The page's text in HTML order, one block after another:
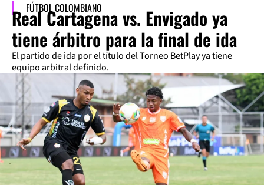
FÚTBOL COLOMBIANO
Real Cartagena vs. Envigado ya
tiene árbitro para la final de ida
El partido de ida por el título del Torneo BetPlay ya tiene
equipo arbitral definido.